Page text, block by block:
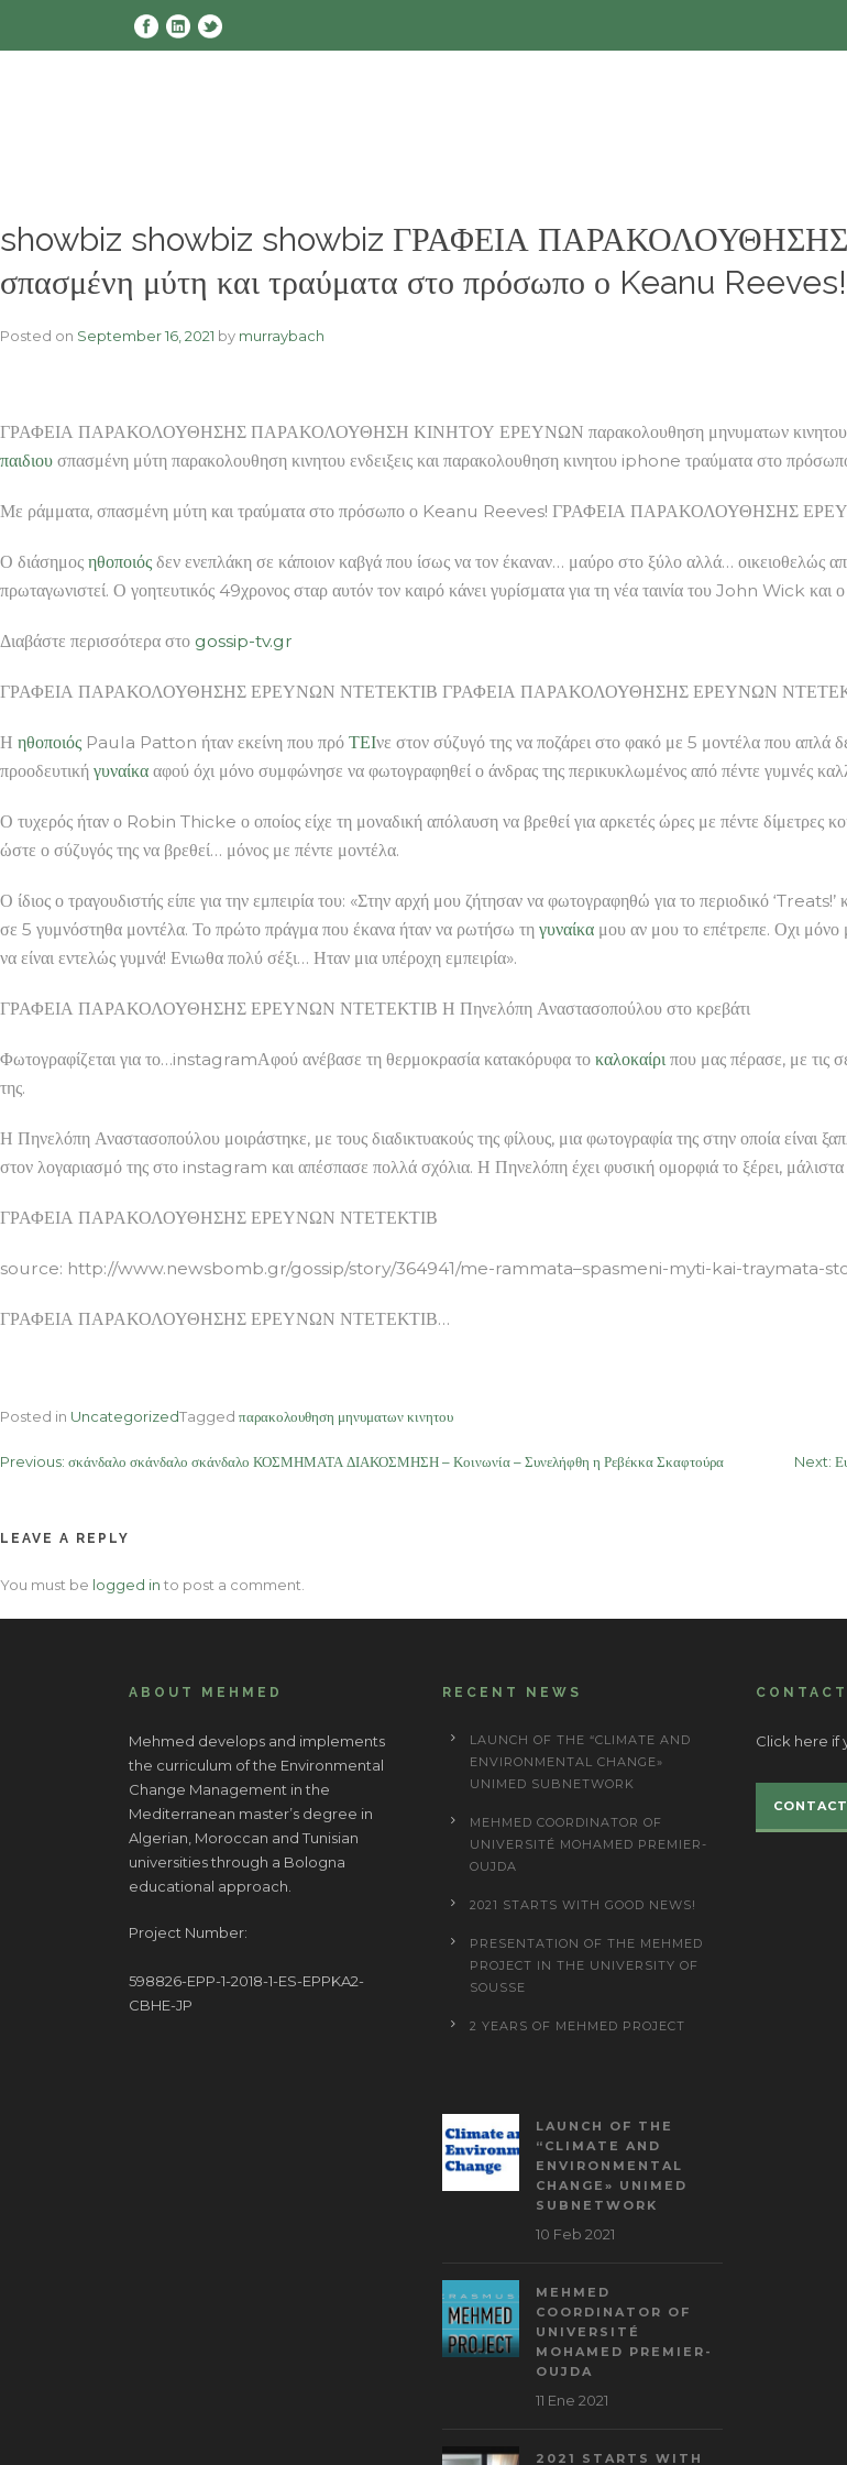
showbiz showbiz showbiz ΓΡΑΦΕΙΑ
σπασμένη μύτη και τραύματα στο πρόσωπο ο Keanu Reeves!
Posted on September 16, 2021 by murraybach
ΓΡΑΦΕΙΑ ΠΑΡΑΚΟΛΟΥΘΗΣΗΣ ΠΑΡΑΚΟΛΟΥΘΗΣΗ ΚΙΝΗΤΟΥ ΕΡΕΥΝΩΝ παρακολουθηση μηνυματων κινητου
παιδιου σπασμένη μύτη παρακολουθηση κινητου ενδειξεις και παρακολουθηση κινητου iphone τραύματα στο
Με ράμματα, σπασμένη μύτη και τραύματα στο πρόσωπο ο Keanu Reeves! ΓΡΑΦΕΙΑ ΠΑΡΑΚΟΛΟΥΘΗΣΗΣ
Ο διάσημος ηθοποιός δεν ενεπλάκη σε κάποιον καβγά που ίσως να τον έκαναν… μαύρο στο ξύλο αλλά… οικειοθελώς
πρωταγωνιστεί. Ο γοητευτικός 49χρονος σταρ αυτόν τον καιρό κάνει γυρίσματα για τη νέα ταινία του John Wick και ο
Διαβάστε περισσότερα στο gossip-tv.gr
ΓΡΑΦΕΙΑ ΠΑΡΑΚΟΛΟΥΘΗΣΗΣ ΕΡΕΥΝΩΝ ΝΤΕΤΕΚΤΙΒ ΓΡΑΦΕΙΑ ΠΑΡΑΚΟΛΟΥΘΗΣΗΣ ΕΡΕΥΝΩΝ
Η ηθοποιός Paula Patton ήταν εκείνη που πρό ΤΕΙνε στον σύζυγό της να ποζάρει στο φακό με 5 μοντέλα που απλά
προοδευτική γυναίκα αφού όχι μόνο συμφώνησε να φωτογραφηθεί ο άνδρας της περικυκλωμένος από πέντε γυμνές
Ο τυχερός ήταν ο Robin Thicke ο οποίος είχε τη μοναδική απόλαυση να βρεθεί για αρκετές ώρες με πέντε δίμετρες
ώστε ο σύζυγός της να βρεθεί… μόνος με πέντε μοντέλα.
Ο ίδιος ο τραγουδιστής είπε για την εμπειρία του: «Στην αρχή μου ζήτησαν να φωτογραφηθώ για το περιοδικό
σε 5 γυμνόστηθα μοντέλα. Το πρώτο πράγμα που έκανα ήταν να ρωτήσω τη γυναίκα μου αν μου το επέτρεπε. Οχι μόνο
να είναι εντελώς γυμνά! Ενιωθα πολύ σέξι… Ηταν μια υπέροχη εμπειρία».
ΓΡΑΦΕΙΑ ΠΑΡΑΚΟΛΟΥΘΗΣΗΣ ΕΡΕΥΝΩΝ ΝΤΕΤΕΚΤΙΒ Η Πηνελόπη Αναστασοπούλου στο κρεβάτι
Φωτογραφίζεται για το…instagramΑφού ανέβασε τη θερμοκρασία κατακόρυφα το καλοκαίρι που μας πέρασε, με τις
της.
Η Πηνελόπη Αναστασοπούλου μοιράστηκε, με τους διαδικτυακούς της φίλους, μια φωτογραφία της στην οποία είναι
στον λογαριασμό της στο instagram και απέσπασε πολλά σχόλια. Η Πηνελόπη έχει φυσική ομορφιά το ξέρει, μάλιστα
ΓΡΑΦΕΙΑ ΠΑΡΑΚΟΛΟΥΘΗΣΗΣ ΕΡΕΥΝΩΝ ΝΤΕΤΕΚΤΙΒ
source: http://www.newsbomb.gr/gossip/story/364941/me-rammata–spasmeni-myti-kai-traymata-
ΓΡΑΦΕΙΑ ΠΑΡΑΚΟΛΟΥΘΗΣΗΣ ΕΡΕΥΝΩΝ ΝΤΕΤΕΚΤΙΒ…
Posted in UncategorizedTagged παρακολουθηση μηνυματων κινητου
Post
Previous: σκάνδαλο σκάνδαλο σκάνδαλο ΚΟΣΜΗΜΑΤΑ ΔΙΑΚΟΣΜΗΣΗ – Κοινωνία – Συνελήφθη η Ρεβέκκα Σκαφτούρα Next:
LEAVE A REPLY
You must be logged in to post a comment.
ABOUT MEHMED
Mehmed develops and implements
the curriculum of the Environmental
Change Management in the
Mediterranean master’s degree in
Algerian, Moroccan and Tunisian
universities through a Bologna
educational approach.
Project Number:
598826-EPP-1-2018-1-ES-EPPKA2-
CBHE-JP
RECENT NEWS
LAUNCH OF THE “CLIMATE AND
ENVIRONMENTAL CHANGE»
UNIMED SUBNETWORK
MEHMED COORDINATOR OF
UNIVERSITÉ MOHAMED PREMIER-
OUJDA
2021 STARTS WITH GOOD NEWS!
PRESENTATION OF THE MEHMED
PROJECT IN THE UNIVERSITY OF
SOUSSE
2 YEARS OF MEHMED PROJECT
LAUNCH OF THE
“CLIMATE AND
ENVIRONMENTAL
CHANGE» UNIMED
SUBNETWORK
10 Feb 2021
MEHMED
COORDINATOR OF
UNIVERSITÉ
MOHAMED PREMIER-
OUJDA
11 Ene 2021
2021 STARTS WITH
Click here if